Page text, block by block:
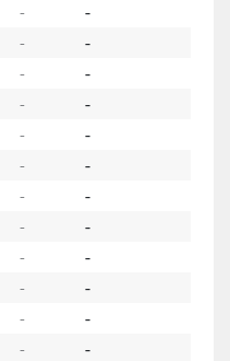
- -
- -
- -
- -
- -
- -
- -
- -
- -
- -
- -
- -